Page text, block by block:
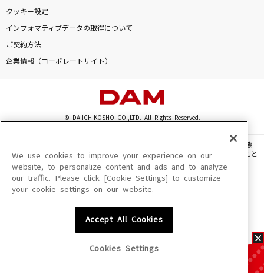
クッキー設定
インフォマティブデータの取得について
ご契約方法
企業情報（コーポレートサイト）
© DAIICHIKOSHO CO.,LTD. All Rights Reserved.
このサイトに掲載されている一切の文章・画像・写真・動画・音声等を、手段や形態
を問わず、著作権法の定める範囲を超えて無断で複製、転載、ファイル化などすること
を禁じます。
楽曲及びコンテンツは、機種によりご利用いただけない場合があります。
楽曲及びコンテンツの配信日、配信内容が変更になる場合があります。
We use cookies to improve your experience on our
website, to personalize content and ads and to analyze
our traffic. Please click [Cookie Settings] to customize
your cookie settings on our website.
Accept All Cookies
Cookies Settings